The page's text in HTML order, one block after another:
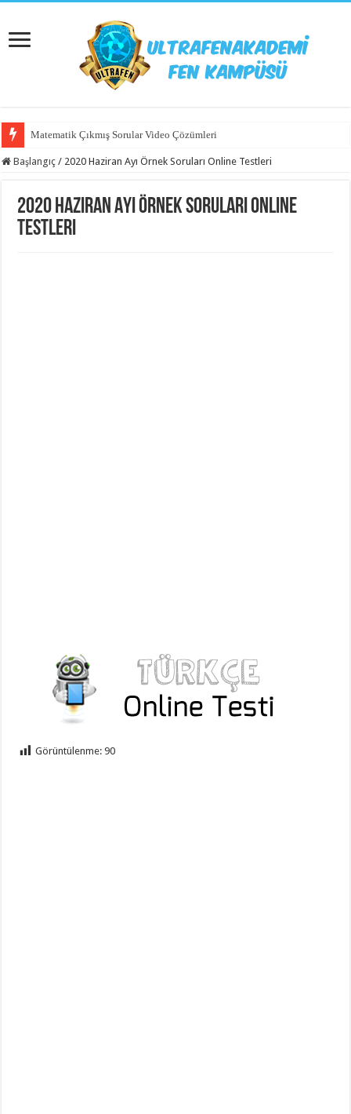
Matematik Çıkmış Sorular Video Çözümleri
Başlangıç / 2020 Haziran Ayı Örnek Soruları Online Testleri
2020 Haziran Ayı Örnek Soruları Online
Testleri
Görüntülenme: 90